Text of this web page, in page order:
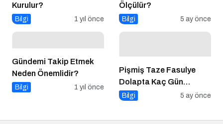
Kurulur?
Bilgi 1 yıl önce
Ölçülür?
Bilgi 5 ay önce
Gündemi Takip Etmek
Neden Önemlidir?
Bilgi 1 yıl önce
Pişmiş Taze Fasulye
Dolapta Kaç Gün
Saklanır?
Bilgi 5 ay önce